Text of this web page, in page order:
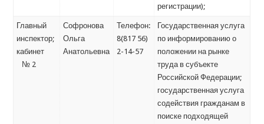
регистрации);
Главный
инспектор;
кабинет
№ 2
Софронова
Ольга
Анатольевна
Телефон:
8(817 56)
2-14-57
Государственная услуга
по информированию о
положении на рынке
труда в субъекте
Российской Федерации;
государственная услуга
содействия гражданам в
поиске подходящей